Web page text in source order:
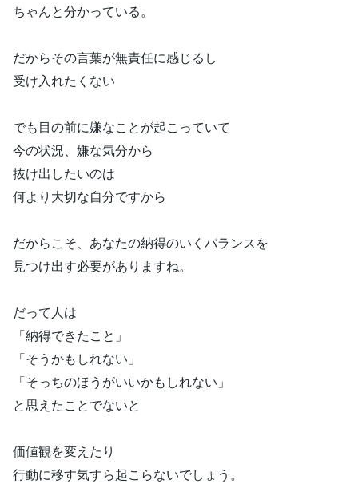
ちゃんと分かっている。
だからその言葉が無責任に感じるし
受け入れたくない
でも目の前に嫌なことが起こっていて
今の状況、嫌な気分から
抜け出したいのは
何より大切な自分ですから
だからこそ、あなたの納得のいくバランスを
見つけ出す必要がありますね。
だって人は
「納得できたこと」
「そうかもしれない」
「そっちのほうがいいかもしれない」
と思えたことでないと
価値観を変えたり
行動に移す気すら起こらないでしょう。